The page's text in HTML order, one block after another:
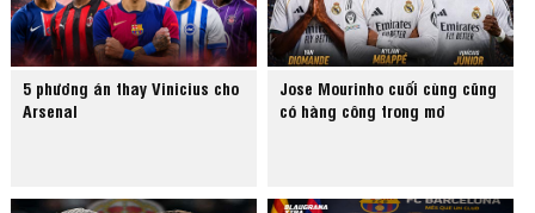
5 phương án thay Vinicius cho
Arsenal
Jose Mourinho cuối cùng cũng
có hàng công trong mơ